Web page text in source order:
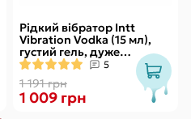
Рідкий вібратор Intt
Vibration Vodka (15 мл),
густий гель, дуже
смачний, діє до 30 хвилин
5
1 191 грн
1 009 грн